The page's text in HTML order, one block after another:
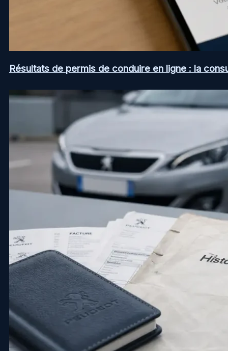
Résultats de permis de conduire en ligne : la